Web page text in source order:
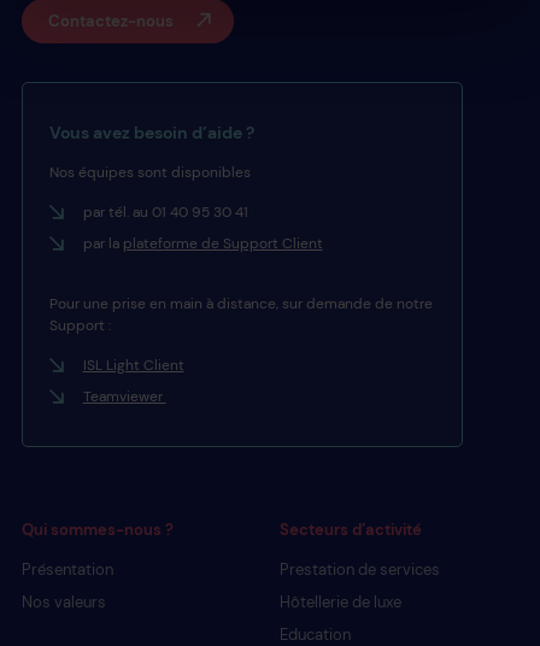
Contactez-nous
Vous avez besoin d’aide ?
Nos équipes sont disponibles
par tél. au 01 40 95 30 41
par la plateforme de Support Client
Pour une prise en main à distance, sur demande de notre
Support :
ISL Light Client
Teamviewer
Qui sommes-nous ?
Présentation
Nos valeurs
Secteurs d’activité
Prestation de services
Hôtellerie de luxe
Education